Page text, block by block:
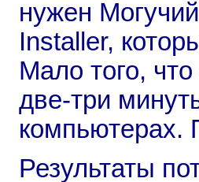
нужен
Installer,
Мало того,
две-три
компьютерах.
Результаты